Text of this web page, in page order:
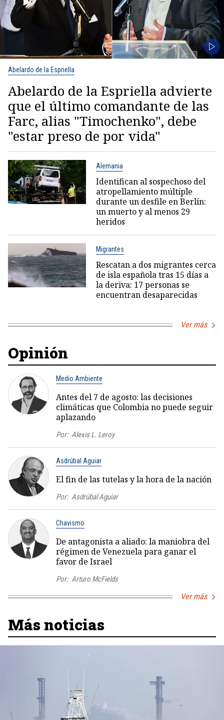
Abelardo de la Espriella
Abelardo de la Espriella advierte
que el último comandante de las
Farc, alias "Timochenko", debe
"estar preso de por vida"
Alemania
Identifican al sospechoso del
atropellamiento múltiple
durante un desfile en Berlín:
un muerto y al menos 29
heridos
Migrantes
Rescatan a dos migrantes cerca
de isla española tras 15 días a
la deriva: 17 personas se
encuentran desaparecidas
Ver más
Opinión
Medio Ambiente
Antes del 7 de agosto: las decisiones
climáticas que Colombia no puede seguir
aplazando
Por: Alexis L. Leroy
Asdrúbal Aguiar
El fin de las tutelas y la hora de la nación
Por: Asdrúbal Aguiar
Chavismo
De antagonista a aliado: la maniobra del
régimen de Venezuela para ganar el
favor de Israel
Por: Arturo McFields
Ver más
Más noticias